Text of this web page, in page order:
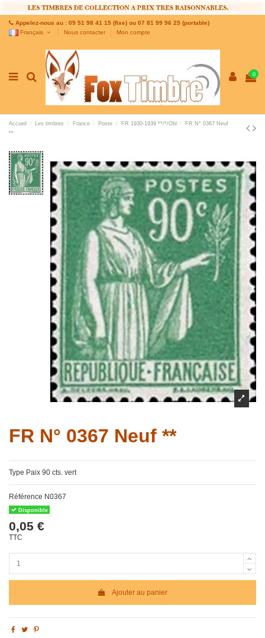
Appelez-nous au : 09 51 98 41 15 (fixe) ou 07 81 99 96 25 (portable)
Français
Nous contacter Mon compte
0
Accueil Les timbres France Poste FR 1930-1939 **/*/Obl
FR N° 0367 Neuf
**
FR N° 0367 Neuf **
Type Paix 90 cts. vert
Référence N0367
Disponible
0,05 €
TTC
Ajouter au panier